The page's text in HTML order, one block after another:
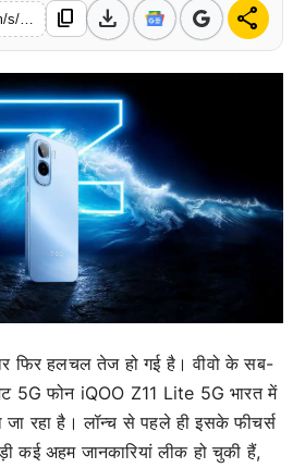
content_copy download share
फिर हलचल तेज हो गई है। वीवो के सब-
5G फोन iQOO Z11 Lite 5G भारत में
जा रहा है। लॉन्च से पहले ही इसके फीचर्स
कई अहम जानकारियां लीक हो चुकी हैं,